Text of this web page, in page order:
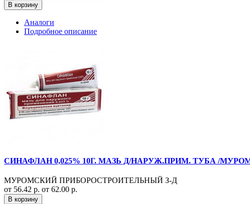
В корзину
Аналоги
Подробное описание
СИНАФЛАН 0,025% 10Г. МАЗЬ Д/НАРУЖ.ПРИМ. ТУБА /
МУРОМСКИЙ ПРИБОРОСТРОИТЕЛЬНЫЙ З-Д
от 56.42 р. от 62.00 р.
В корзину